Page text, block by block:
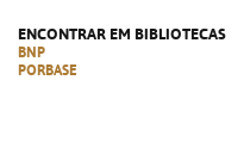
ENCONTRAR EM BIBLIOTECAS
BNP
PORBASE